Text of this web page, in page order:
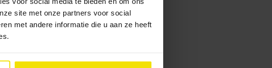
site met onze partners voor social
met andere informatie die u aan ze heeft